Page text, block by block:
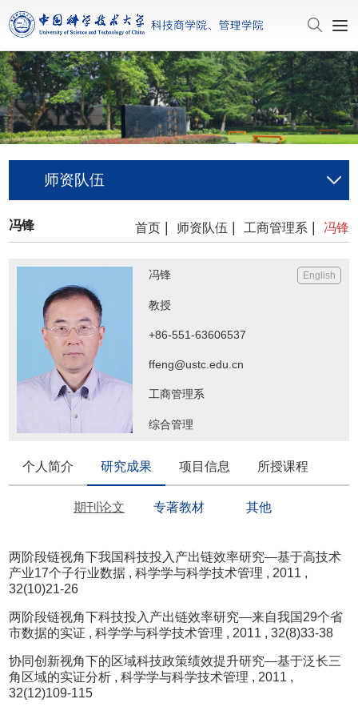
师资队伍
冯锋 首页 师资队伍 工商管理系 冯锋
冯锋
教授
+86-551-63606537
ffeng@ustc.edu.cn
工商管理系
综合管理
English
个人简介 研究成果 项目信息 所授课程
期刊论文 专著教材 其他
两阶段链视角下我国科技投入产出链效率研究—基于高技术
产业17个子行业数据 , 科学学与科学技术管理 , 2011 ,
32(10)21-26
两阶段链视角下科技投入产出链效率研究—来自我国29个省
市数据的实证 , 科学学与科学技术管理 , 2011 , 32(8)33-38
协同创新视角下的区域科技政策绩效提升研究—基于泛长三
角区域的实证分析 , 科学学与科学技术管理 , 2011 ,
32(12)109-115